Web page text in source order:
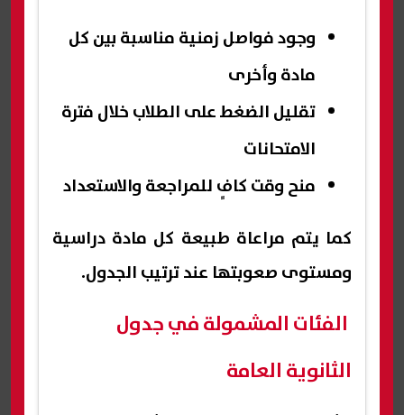
وجود فواصل زمنية مناسبة بين كل
مادة وأخرى
تقليل الضغط على الطلاب خلال فترة
الامتحانات
منح وقت كافٍ للمراجعة والاستعداد
كما يتم مراعاة طبيعة كل مادة دراسية
ومستوى صعوبتها عند ترتيب الجدول.
الفئات المشمولة في جدول
الثانوية العامة